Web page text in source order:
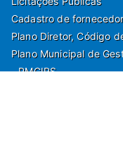
Cadastro de
Plano Diretor, Código
Plano Municipal de
- PMGIRS